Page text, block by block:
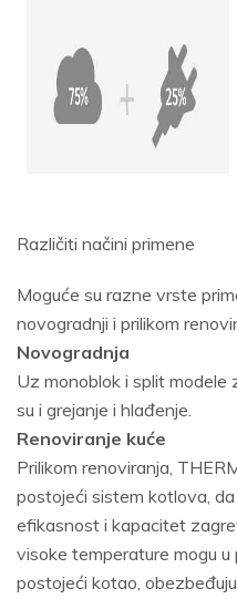
Različiti načini primene
Moguće su razne vrste
novogradnji i prilikom
Novogradnja
Uz monoblok i split modele
su i grejanje i hlađenje.
Renoviranje kuće
Prilikom renoviranja,
postojeći sistem kotlova,
efikasnost i kapacitet
visoke temperature mogu
postojeći kotao,